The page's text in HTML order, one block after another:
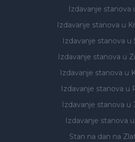
Izdavanje stanova
Izdavanje stanova u
Izdavanje stanova u
Izdavanje stanova u
Izdavanje stanova u
Izdavanje stanova u
Izdavanje stanova u
Izdavanje stanova
Stan na dan na